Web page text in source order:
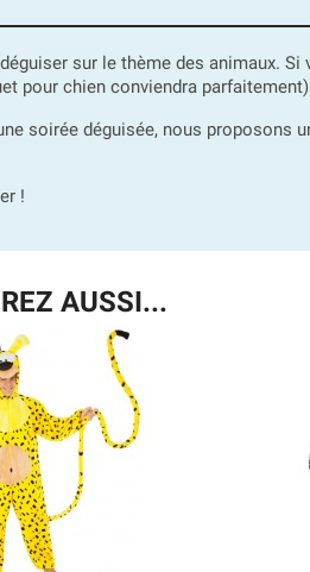
sur le thème des animaux.
pour chien conviendra
soirée déguisée, nous proposons
!
AUSSI...